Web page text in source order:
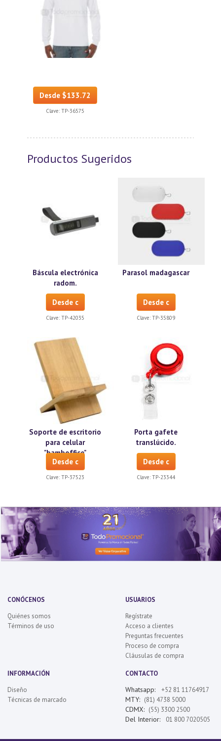
Desde $133.72
Clave: TP-36575
Productos Sugeridos
Báscula electrónica
radom.
Desde c
Clave: TP-42035
Parasol madagascar
Desde c
Clave: TP-35809
Soporte de escritorio
para celular
"bamboffice"
Desde c
Clave: TP-37523
Porta gafete
translúcido.
Desde c
Clave: TP-23344
CONÓCENOS
Quiénes somos
Términos de uso
USUARIOS
Regístrate
Acceso a clientes
Preguntas frecuentes
Proceso de compra
Cláusulas de compra
INFORMACIÓN
Diseño
Técnicas de marcado
CONTACTO
Whatsapp: +52 81 11764917
MTY: (81) 4738 5000
CDMX: (55) 3300 2500
Del Interior: 01 800 7020505